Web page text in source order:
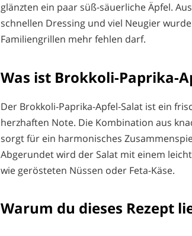
glänzten ein paar süß-säuerliche Äpfel.
schnellen Dressing und viel Neugier
Familiengrillen mehr fehlen darf.
Was ist Brokkoli-Paprika-
Der Brokkoli-Paprika-Apfel-Salat ist ein
herzhaften Note. Die Kombination aus
sorgt für ein harmonisches
Abgerundet wird der Salat mit einem
wie gerösteten Nüssen oder Feta-Käse.
Warum du dieses Rezept